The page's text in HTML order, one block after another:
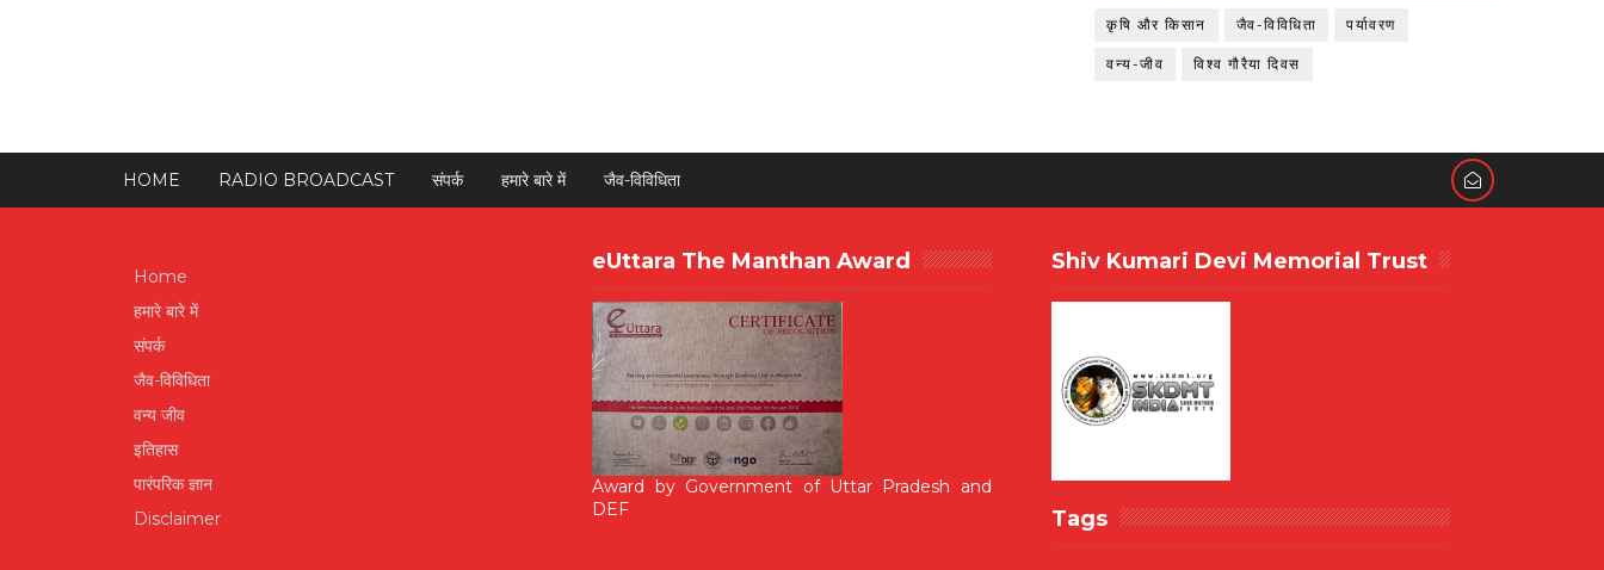
कृषि और किसान जैव-विविधिता पर्यावरण
वन्य-जीव विश्व गौरैया दिवस
HOME RADIO BROADCAST संपर्क हमारे बारे में जैव-विविधिता
Home
हमारे बारे में
संपर्क
जैव-विविधिता
वन्य जीव
इतिहास
पारंपरिक ज्ञान
Disclaimer
eUttara The Manthan Award
Award by Government of Uttar Pradesh and
DEF
Shiv Kumari Devi Memorial Trust
Tags